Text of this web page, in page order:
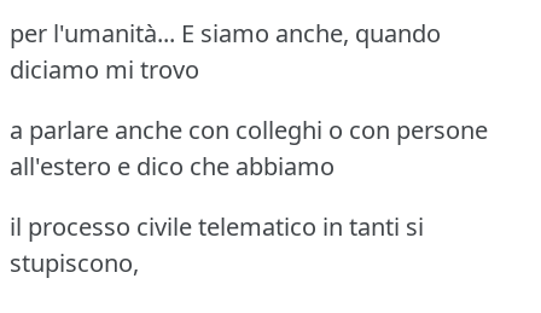
per l'umanità... E siamo anche, quando
diciamo mi trovo
a parlare anche con colleghi o con persone
all'estero e dico che abbiamo
il processo civile telematico in tanti si
stupiscono,